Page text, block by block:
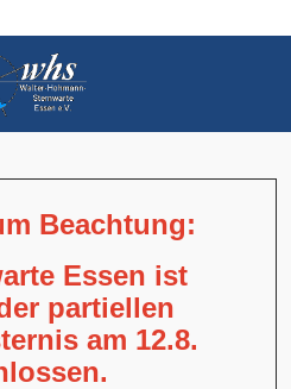
Beachtung:
Essen ist
partiellen
am 12.8.